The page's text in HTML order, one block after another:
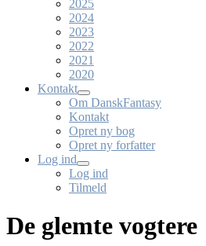
2025
2024
2023
2022
2021
2020
Kontakt
Om DanskFantasy
Kontakt
Opret ny bog
Opret ny forfatter
Log ind
Log ind
Tilmeld
De glemte vogtere